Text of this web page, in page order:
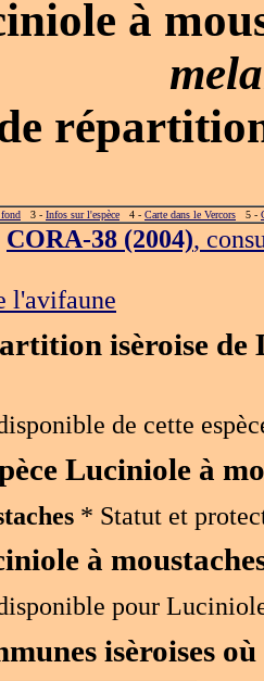
à
fond 3 - Infos sur l'espèce 4 - Carte dans le Vercors 5 -
CORA-38 (2004),
l'avifaune
isèroise de
de cette
Luciniole à
* Statut et
à
pour
isèroises où